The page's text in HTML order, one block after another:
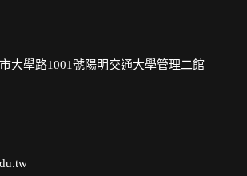
大學路1001號陽明交通大學管理二館